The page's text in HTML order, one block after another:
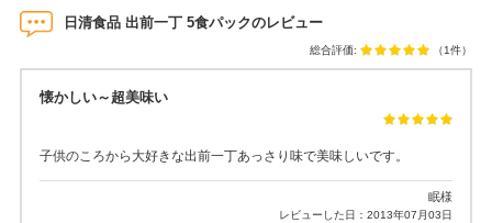
日清食品 出前一丁 5食パックのレビュー
総合評価: （1件）
懐かしい～超美味い
子供のころから大好きな出前一丁あっさり味で美味しいです。
眠様
レビューした日：2013年07月03日